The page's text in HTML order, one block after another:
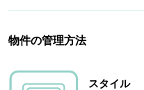
物件の管理方法
スタイル